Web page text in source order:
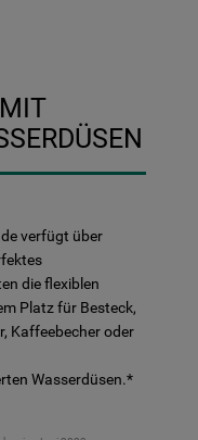
verfügt über
die flexiblen
Platz für Besteck,
Kaffeebecher oder
Wasserdüsen.*